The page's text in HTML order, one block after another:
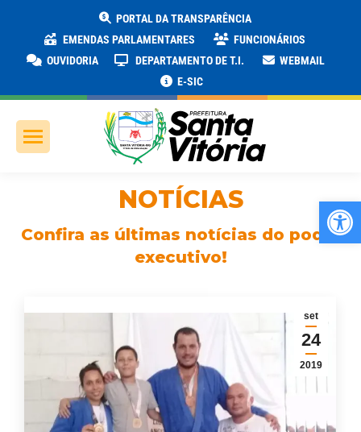
PORTAL DA TRANSPARÊNCIA
EMENDAS PARLAMENTARES
FUNCIONÁRIOS
OUVIDORIA
DEPARTAMENTO DE T.I.
WEBMAIL
E-SIC
NOTÍCIAS
Confira as últimas notícias do poder
executivo!
set
24
2019